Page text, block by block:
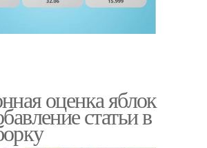
оценка яблок
статьи в